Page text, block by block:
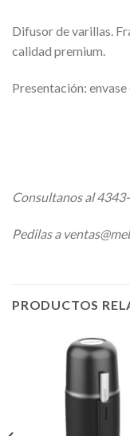
Difusor de varillas.
calidad premium.
Presentación:
Consultanos al
Pedilas a
PRODUCTOS